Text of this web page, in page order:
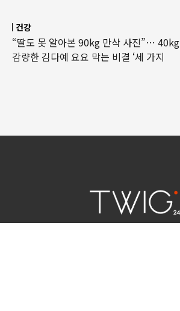
건강
“딸도 못 알아본 90kg 만삭 사진”… 40kg
감량한 김다예 요요 막는 비결 ‘세 가지